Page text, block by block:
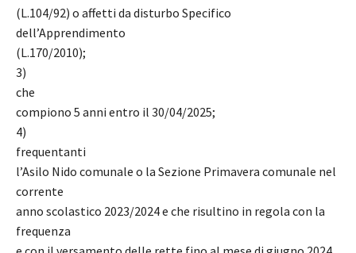
(L.104/92) o affetti da disturbo Specifico
dell’Apprendimento
(L.170/2010);
3)
che
compiono 5 anni entro il 30/04/2025;
4)
frequentanti
l’Asilo Nido comunale o la Sezione Primavera comunale nel
corrente
anno scolastico 2023/2024 e che risultino in regola con la
frequenza